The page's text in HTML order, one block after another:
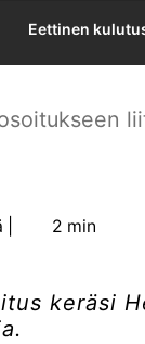
Eettinen
2 min
keräsi